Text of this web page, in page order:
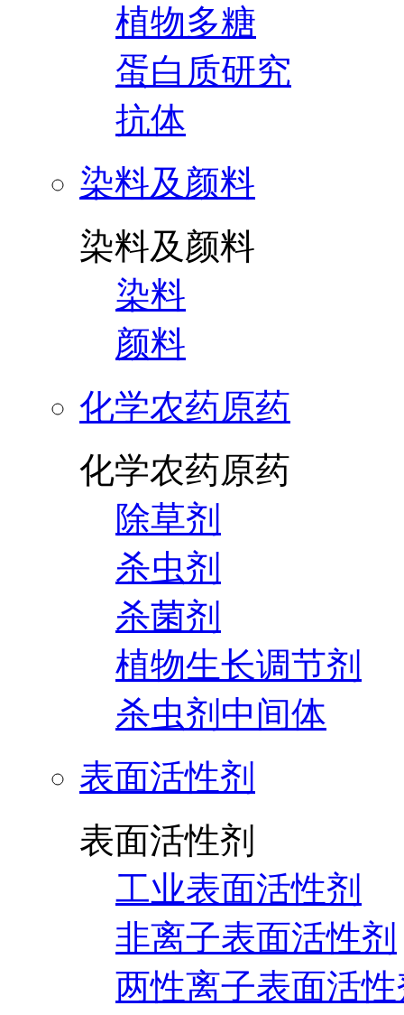
植物多糖
蛋白质研究
抗体
染料及颜料
染料及颜料
染料
颜料
化学农药原药
化学农药原药
除草剂
杀虫剂
杀菌剂
植物生长调节剂
杀虫剂中间体
表面活性剂
表面活性剂
工业表面活性剂
非离子表面活性剂
两性离子表面活